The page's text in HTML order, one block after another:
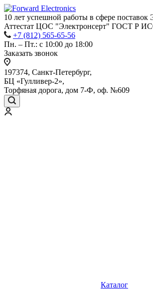
10 лет успешной работы в сфере поставок
Аттестат ЦОС "Электронсерт" ГОСТ Р
+7 (812) 565-65-56
Пн. – Пт.: с 10:00 до 18:00
Заказать звонок
197374, Санкт-Петербург,
БЦ «Гулливер-2»,
Торфяная дорога, дом 7-Ф, оф. №609
Каталог